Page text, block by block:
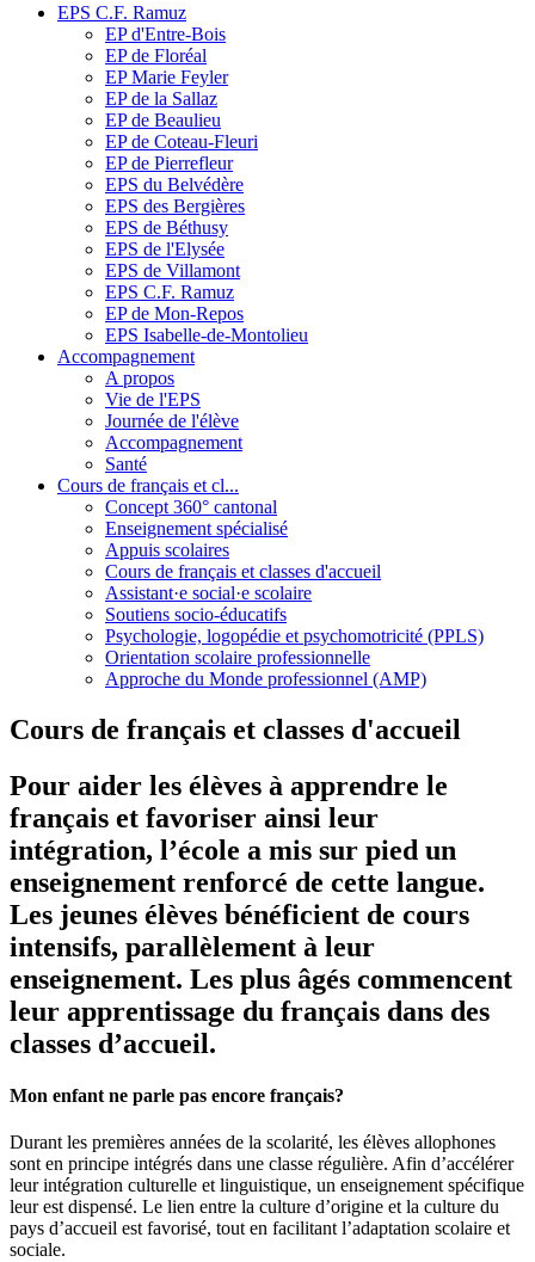
EPS C.F. Ramuz
EP d'Entre-Bois
EP de Floréal
EP Marie Feyler
EP de la Sallaz
EP de Beaulieu
EP de Coteau-Fleuri
EP de Pierrefleur
EPS du Belvédère
EPS des Bergières
EPS de Béthusy
EPS de l'Elysée
EPS de Villamont
EPS C.F. Ramuz
EP de Mon-Repos
EPS Isabelle-de-Montolieu
Accompagnement
A propos
Vie de l'EPS
Journée de l'élève
Accompagnement
Santé
Cours de français et cl...
Concept 360° cantonal
Enseignement spécialisé
Appuis scolaires
Cours de français et classes d'accueil
Assistant·e social·e scolaire
Soutiens socio-éducatifs
Psychologie, logopédie et psychomotricité (PPLS)
Orientation scolaire professionnelle
Approche du Monde professionnel (AMP)
Cours de français et classes d'accueil
Pour aider les élèves à apprendre le
français et favoriser ainsi leur
intégration, l’école a mis sur pied un
enseignement renforcé de cette langue.
Les jeunes élèves bénéficient de cours
intensifs, parallèlement à leur
enseignement. Les plus âgés commencent
leur apprentissage du français dans des
classes d’accueil.
Mon enfant ne parle pas encore français?
Durant les premières années de la scolarité, les élèves allophones
sont en principe intégrés dans une classe régulière. Afin d’accélérer
leur intégration culturelle et linguistique, un enseignement spécifique
leur est dispensé. Le lien entre la culture d’origine et la culture du
pays d’accueil est favorisé, tout en facilitant l’adaptation scolaire et
sociale.